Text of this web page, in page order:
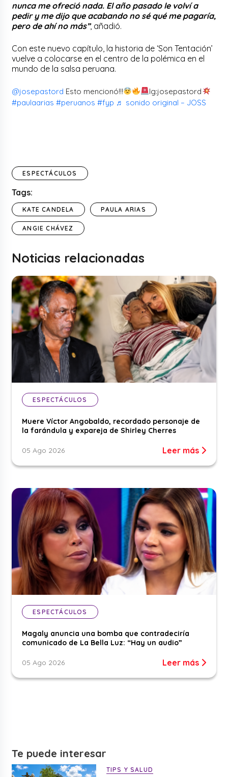
nunca me ofreció nada. El año pasado le volví a
pedir y me dijo que acabando no sé qué me pagaría,
pero de ahí no más”, añadió.
Con este nuevo capítulo, la historia de ‘Son Tentación’
vuelve a colocarse en el centro de la polémica en el
mundo de la salsa peruana.
@josepastord Esto mencionó!!!
Ig:josepastord
#paulaarias #peruanos #fyp ♬ sonido original – JOSS
ESPECTÁCULOS
Tags:
KATE CANDELA PAULA ARIAS
ANGIE CHÁVEZ
Noticias relacionadas
ESPECTÁCULOS
Muere Víctor Angobaldo, recordado personaje de
la farándula y expareja de Shirley Cherres
05 Ago 2026 Leer más
ESPECTÁCULOS
Magaly anuncia una bomba que contradeciría
comunicado de La Bella Luz: “Hay un audio”
05 Ago 2026 Leer más
Te puede interesar
TIPS Y SALUD